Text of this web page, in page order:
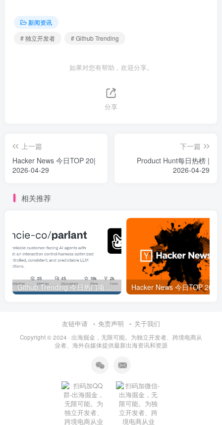
新闻资讯
# 独立开发者
# Github Trending
如果对您有帮助，欢迎分享。
分享
上一篇
Hacker News 今日TOP 20|
2026-04-29
下一篇
Product Hunt每日热榜 |
2026-04-29
相关推荐
Github Trending 今日热门项目 | 2025-09-06
友链申请 免责声明 关于我们
Copyright © 2024 · 出海掘金，无限可能。为独立开发者、跨境电商从
业者、海外自媒体提供最新出海资讯和资源